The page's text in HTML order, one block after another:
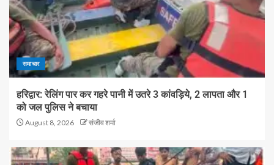
समाचार
हरिद्वार: रेलिंग पार कर गहरे पानी में उतरे 3 कांवड़िये, 2 लापता और 1
को जल पुलिस ने बचाया
August 8, 2026 संजीव शर्मा